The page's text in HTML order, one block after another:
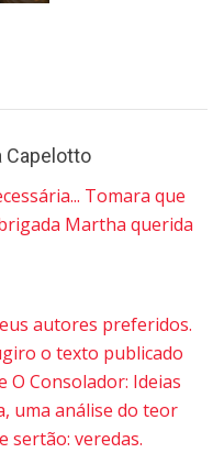
Capelotto
Tomara que
Martha querida
autores preferidos.
o texto publicado
O Consolador: Ideias
uma análise do teor
sertão: veredas.